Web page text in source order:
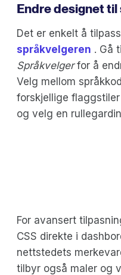
Endre designet
Det er enkelt å
språkvelgeren . Gå
Språkvelgerfor å
Velg mellom
forskjellige
og velg en
For avansert
CSS direkte i
nettstedets
tilbyr også maler og